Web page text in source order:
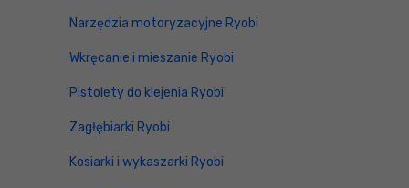
Narzędzia motoryzacyjne Ryobi
Wkręcanie i mieszanie Ryobi
Pistolety do klejenia Ryobi
Zagłębiarki Ryobi
Kosiarki i wykaszarki Ryobi